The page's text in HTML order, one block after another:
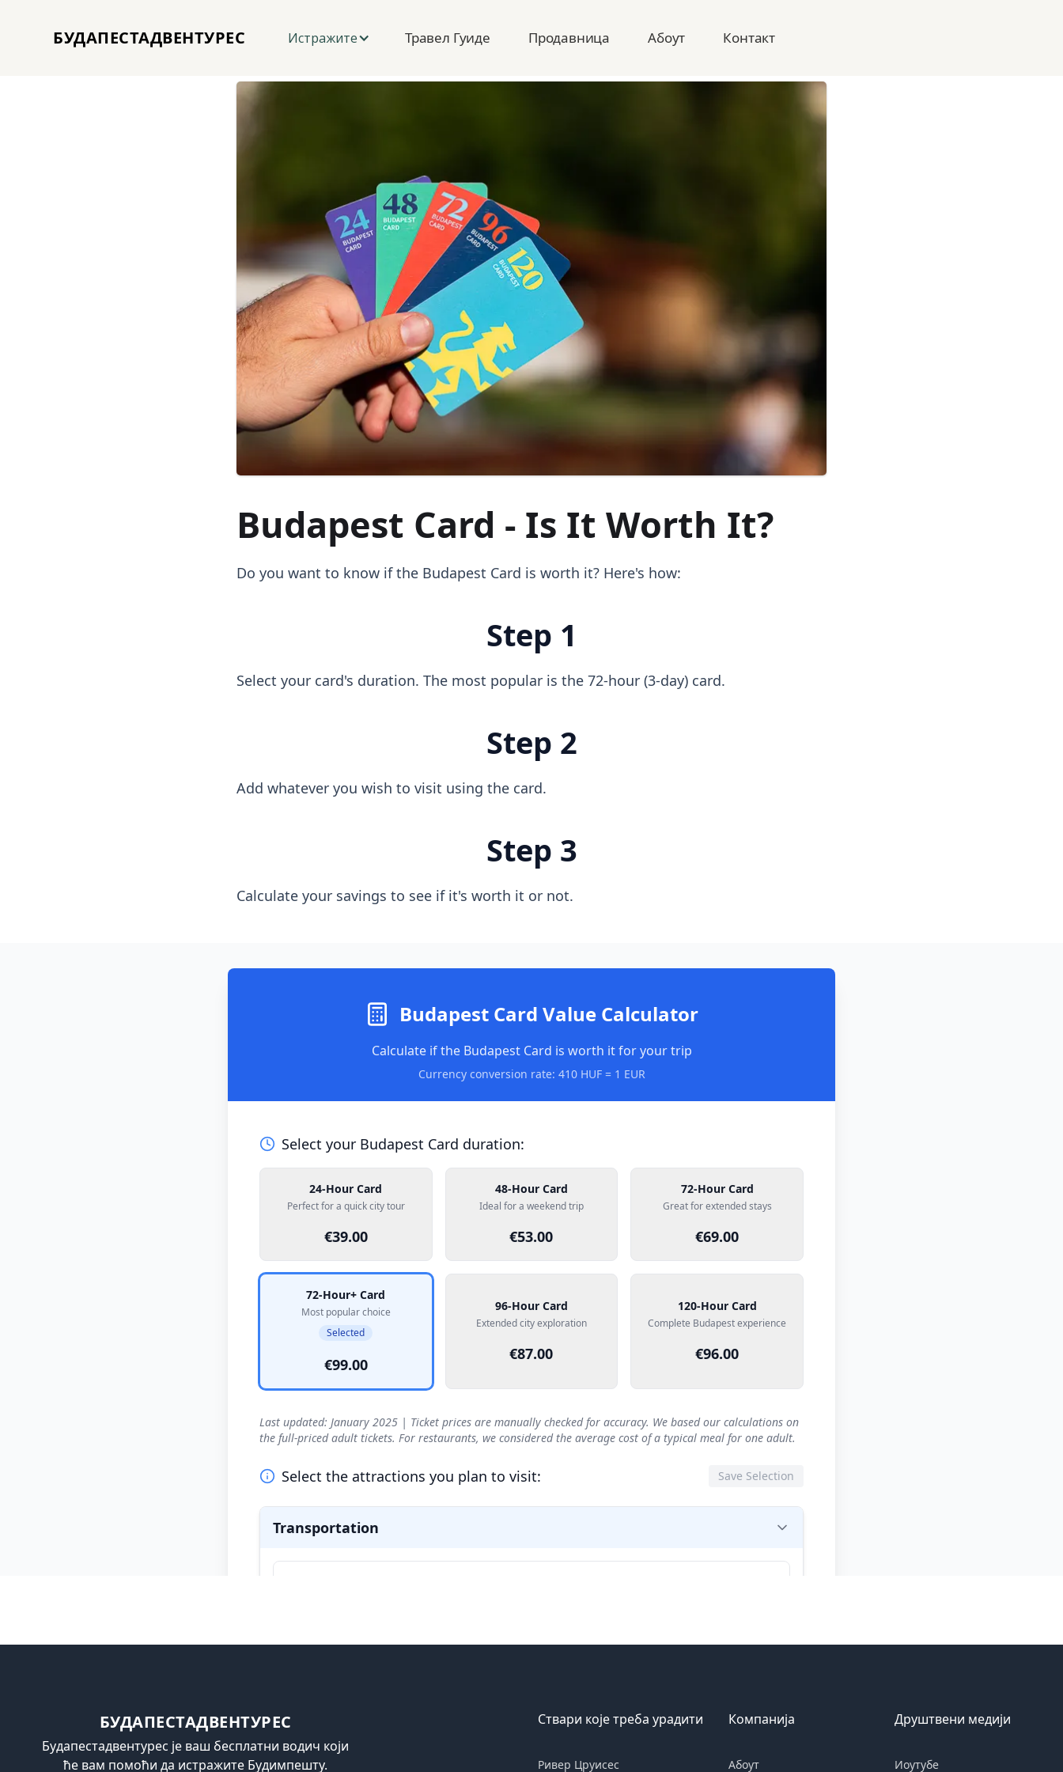
БУДАПЕСТАДВЕНТУРЕС Истражите Травел Гуиде Продавница Абоут Контакт
Budapest Card - Is It Worth It?
Do you want to know if the Budapest Card is worth it? Here's how:
Step 1
Select your card's duration. The most popular is the 72-hour (3-day) card.
Step 2
Add whatever you wish to visit using the card.
Step 3
Calculate your savings to see if it's worth it or not.
БУДАПЕСТАДВЕНТУРЕС
Будапестадвентурес је ваш бесплатни водич који
ће вам помоћи да истражите Будимпешту.
Ствари које треба урадити
Ривер Цруисес
Компанија
Абоут
Друштвени медији
Иоутубе